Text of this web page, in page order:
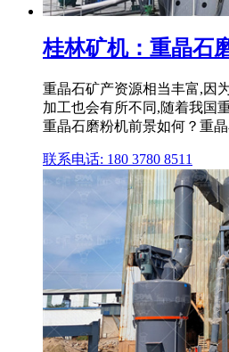
桂林矿机：重晶石
重晶石矿产资源相当丰富,因
加工也会有所不同,随着我国
重晶石磨粉机前景如何？重
联系电话: 180 3780 8511